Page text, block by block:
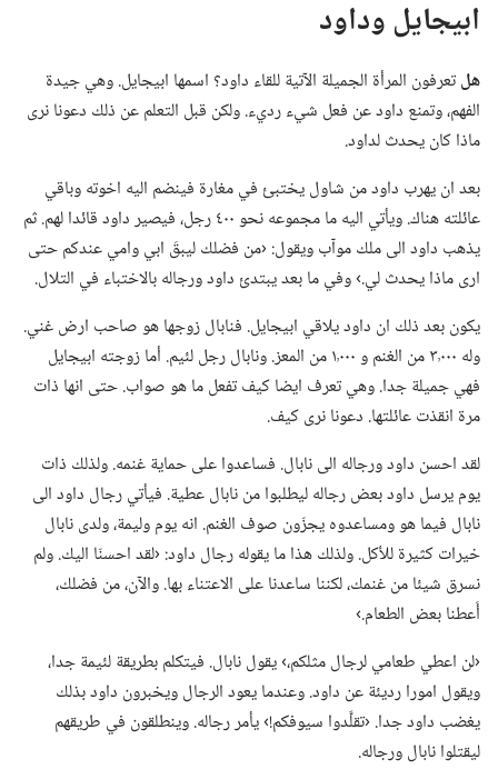
ابيجايل وداود
هلتعرفون المرأة الجميلة الآتية للقاء داود؟‏ اسمها ابيجايل.‏ وهي جيدة
الفهم،‏ وتمنع داود عن فعل شيء رديء.‏ ولكن قبل التعلم عن ذلك دعونا نرى
ماذا كان يحدث لداود.‏
بعد ان يهرب داود من شاول يختبئ في مغارة فينضم اليه اخوته وباقي
عائلته هناك.‏ ويأتي اليه ما مجموعه نحو ٤٠٠ رجل،‏ فيصير داود قائدا لهم.‏ ثم
يذهب داود الى ملك موآب ويقول:‏ ‹من فضلك ليبقَ ابي وامي عندكم حتى
ارى ماذا يحدث لي.‏› وفي ما بعد يبتدئ داود ورجاله بالاختباء في التلال.‏
يكون بعد ذلك ان داود يلاقي ابيجايل.‏ فنابال زوجها هو صاحب ارض غني.‏
وله ٠٠٠
٣ من الغنم و ٠٠٠
١ من المعز.‏ ونابال رجل لئيم.‏ أما زوجته ابيجايل
فهي جميلة جدا.‏ وهي تعرف ايضا كيف تفعل ما هو صواب.‏ حتى انها ذات
مرة انقذت عائلتها.‏ دعونا نرى كيف.‏
لقد احسن داود ورجاله الى نابال.‏ فساعدوا على حماية غنمه.‏ ولذلك ذات
يوم يرسل داود بعض رجاله ليطلبوا من نابال عطية.‏ فيأتي رجال داود الى
نابال فيما هو ومساعدوه يجزّون صوف الغنم.‏ انه يوم وليمة،‏ ولدى نابال
خيرات كثيرة للأكل.‏ ولذلك هذا ما يقوله رجال داود:‏ ‹لقد احسنّا اليك.‏ ولم
نسرق شيئا من غنمك،‏ لكننا ساعدنا على الاعتناء بها.‏ والآن،‏ من فضلك،‏
أَعطنا بعض الطعام.‏›‏
‏‹لن اعطي طعامي لرجال مثلكم،‏› يقول نابال.‏ فيتكلم بطريقة لئيمة جدا،‏
ويقول امورا رديئة عن داود.‏ وعندما يعود الرجال ويخبرون داود بذلك
يغضب داود جدا.‏ ‹تقلَّدوا سيوفكم!‏› يأمر رجاله.‏ وينطلقون في طريقهم
ليقتلوا نابال ورجاله.‏